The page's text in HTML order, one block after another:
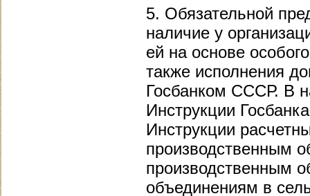
5. Обязательной
наличие у
ей на основе
также исполнения
Госбанком СССР. В
Инструкции
Инструкции
производственным
производственным
объединениям в